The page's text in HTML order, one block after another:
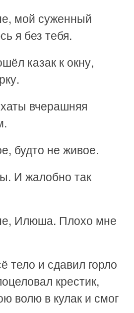
мой суженный
я без тебя.
казак к окну,
вчерашняя
будто не живое.
И жалобно так
Илюша. Плохо мне
тело и сдавил горло
крестик,
волю в кулак и смог